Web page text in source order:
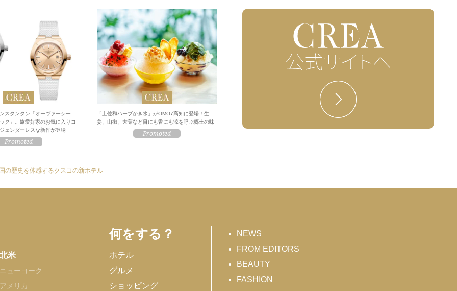
スタンタン「オーヴァーシー
ク」。旅愛好家のお気に入りコ
ェンダーレスな新作が登場
「土佐和ハーブかき氷」がOMO7高知に登場！生
姜、山椒、大葉など目にも舌にも涼を呼ぶ郷土の味
の歴史を体感するクスコの新ホテル
北米
ニューヨーク
アメリカ
何をする？
ホテル
グルメ
ショッピング
NEWS
FROM EDITORS
BEAUTY
FASHION